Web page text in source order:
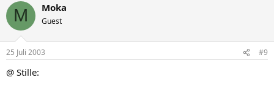
M Moka
Guest
25 Juli 2003 #9
@ Stille: